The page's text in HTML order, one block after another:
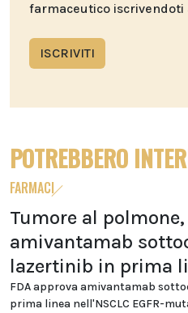
farmaceutico
ISCRIVITI
POTREBBERO
FARMACI
Tumore al
amivantamab
lazertinib in prima
FDA approva amivantamab
prima linea nell'NSCLC EGFR-